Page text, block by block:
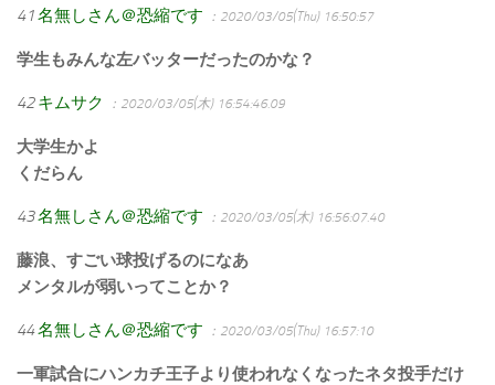
41名無しさん＠恐縮です ：2020/03/05(Thu) 16:50:57
学生もみんな左バッターだったのかな？
42 キムサク ：2020/03/05(木) 16:54:46.09
大学生かよ
くだらん
43名無しさん＠恐縮です ：2020/03/05(木) 16:56:07.40
藤浪、すごい球投げるのになあ
メンタルが弱いってことか？
44名無しさん＠恐縮です ：2020/03/05(Thu) 16:57:10
一軍試合にハンカチ王子より使われなくなったネタ投手だけ